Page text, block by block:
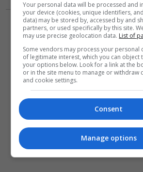
Your personal data will be processed and
your device (cookies, unique identifiers,
data) may be stored by, accessed by and
partners, or used specifically by this site.
may use precise geolocation data. List of
Some vendors may process your personal
of legitimate interest, which you can object
your options below. Look for a link at the
or in the site menu to manage or withdraw
and cookie settings.
Consent
Manage options